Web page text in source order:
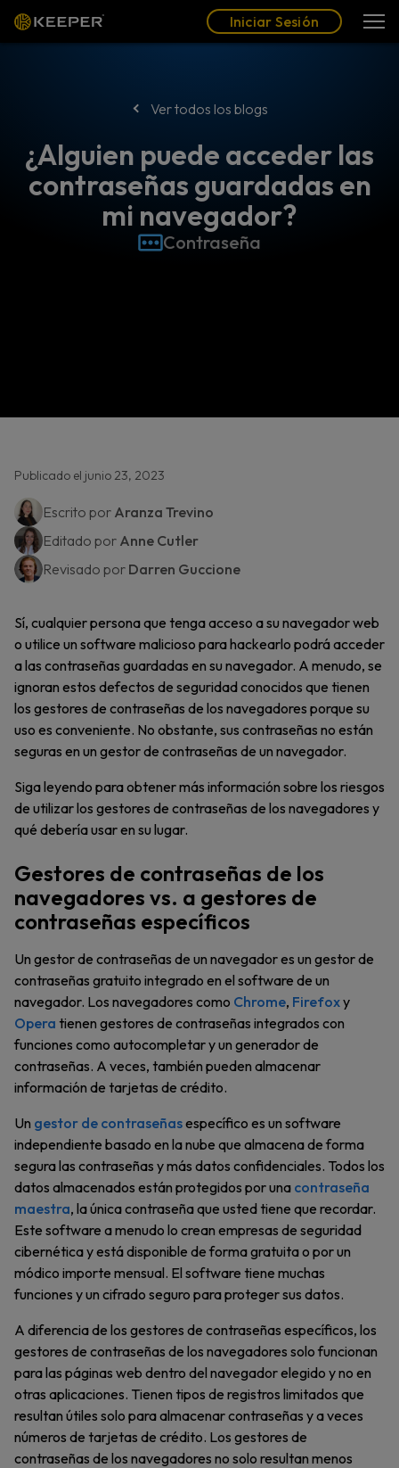
Iniciar Sesión
Ver todos los blogs
¿Alguien puede acceder las
contraseñas guardadas en
mi navegador?
Contraseña
Publicado el junio 23, 2023
Escrito por Aranza Trevino
Editado por Anne Cutler
Revisado por Darren Guccione
Sí, cualquier persona que tenga acceso a su navegador web
o utilice un software malicioso para hackearlo podrá acceder
a las contraseñas guardadas en su navegador. A menudo, se
ignoran estos defectos de seguridad conocidos que tienen
los gestores de contraseñas de los navegadores porque su
uso es conveniente. No obstante, sus contraseñas no están
seguras en un gestor de contraseñas de un navegador.
Siga leyendo para obtener más información sobre los riesgos
de utilizar los gestores de contraseñas de los navegadores y
qué debería usar en su lugar.
Gestores de contraseñas de los
navegadores vs. a gestores de
contraseñas específicos
Un gestor de contraseñas de un navegador es un gestor de
contraseñas gratuito integrado en el software de un
navegador. Los navegadores como Chrome, Firefoxy
Opera tienen gestores de contraseñas integrados con
funciones como autocompletar y un generador de
contraseñas. A veces, también pueden almacenar
información de tarjetas de crédito.
Un gestor de contraseñasespecífico es un software
independiente basado en la nube que almacena de forma
segura las contraseñas y más datos confidenciales. Todos los
datos almacenados están protegidos por una contraseña
maestra, la única contraseña que usted tiene que recordar.
Este software a menudo lo crean empresas de seguridad
cibernética y está disponible de forma gratuita o por un
módico importe mensual. El software tiene muchas
funciones y un cifrado seguro para proteger sus datos.
A diferencia de los gestores de contraseñas específicos, los
gestores de contraseñas de los navegadores solo funcionan
para las páginas web dentro del navegador elegido y no en
otras aplicaciones. Tienen tipos de registros limitados que
resultan útiles solo para almacenar contraseñas y a veces
números de tarjetas de crédito. Los gestores de
contraseñas de los navegadores no solo resultan menos